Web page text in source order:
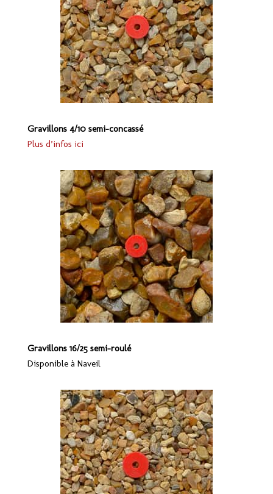
Gravillons 4/10 semi-concassé
Plus d’infos ici
Gravillons 16/25 semi-roulé
Disponible à Naveil